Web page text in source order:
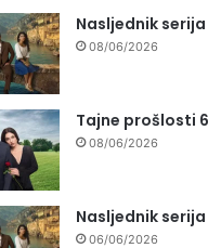
Nasljednik
08/06/2026
Tajne prošlosti
08/06/2026
Nasljednik
06/06/2026